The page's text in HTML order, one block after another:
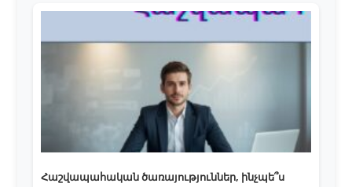
Հաշվապահական ծառայություններ, ինչպե՞ս